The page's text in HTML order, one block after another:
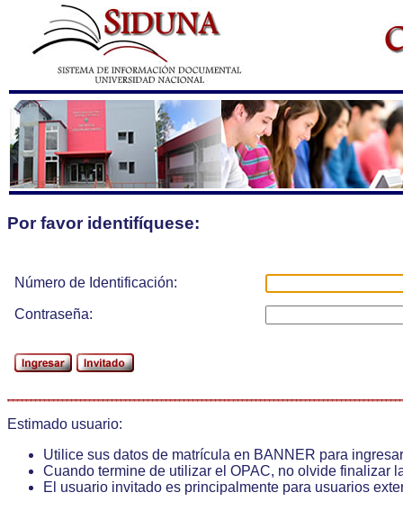
Por favor identifíquese:
Número de Identificación:
Contraseña:
Estimado usuario:
Utilice sus datos de matrícula en BANNER para ingresar
Cuando termine de utilizar el OPAC, no olvide finalizar
El usuario invitado es principalmente para usuarios